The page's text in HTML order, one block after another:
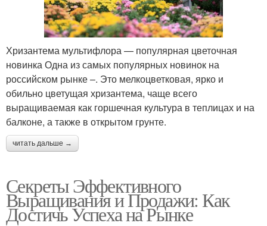
Хризантема мультифлора — популярная цветочная
новинка Одна из самых популярных новинок на
российском рынке –. Это мелкоцветковая, ярко и
обильно цветущая хризантема, чаще всего
выращиваемая как горшечная культура в теплицах и на
балконе, а также в открытом грунте.
читать дальше →
Секреты Эффективного
Выращивания и Продажи: Как
Достичь Успеха на Рынке